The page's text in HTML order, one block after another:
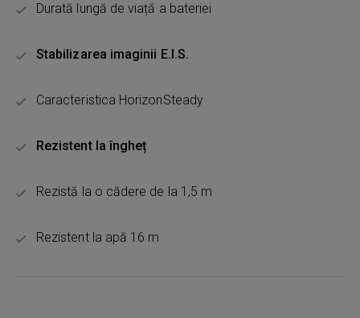
Durată lungă de viață a bateriei
Stabilizarea imaginii E.I.S.
Caracteristica HorizonSteady
Rezistent la îngheț
Rezistă la o cădere de la 1,5 m
Rezistent la apă 16 m